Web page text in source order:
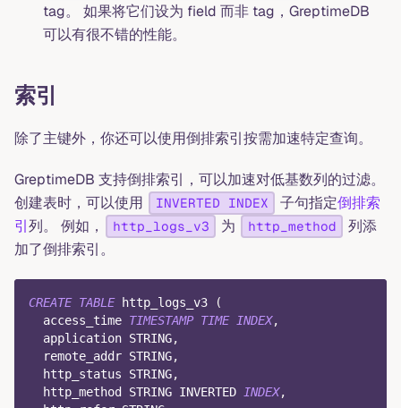
tag。 如果将它们设为 field 而非 tag，GreptimeDB
可以有很不错的性能。
索引
除了主键外，你还可以使用倒排索引按需加速特定查询。
GreptimeDB 支持倒排索引，可以加速对低基数列的过滤。
创建表时，可以使用
INVERTED INDEX 子句指定倒排索
引列。 例如， http_logs_v3 为 http_method
列添
加了倒排索引。
CREATE TABLE http_logs_v3
(
  access_time
TIMESTAMP TIME INDEX,
  application STRING
,
  remote_addr STRING
,
  http_status STRING
,
  http_method STRING INVERTED
INDEX,